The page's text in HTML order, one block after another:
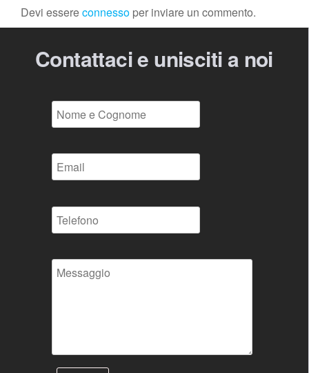
Devi essereconnesso per inviare un commento.
Contattaci e unisciti a noi